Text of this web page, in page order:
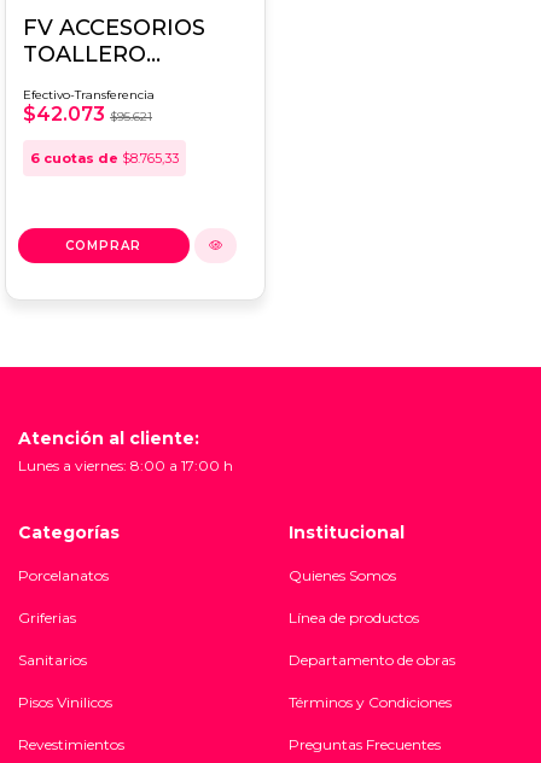
FV ACCESORIOS
TOALLERO
Efectivo-Transferencia
$42.073 $95.621
6 cuotas de $8.765,33
Atención al cliente:
Lunes a viernes: 8:00 a 17:00 h
Categorías
Porcelanatos
Griferias
Sanitarios
Pisos Vinilicos
Revestimientos
Institucional
Quienes Somos
Línea de productos
Departamento de obras
Términos y Condiciones
Preguntas Frecuentes